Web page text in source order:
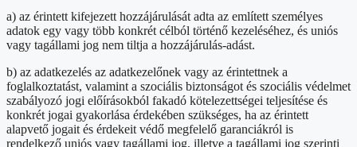
a) az érintett kifejezett hozzájárulását adta az említett személyes
adatok egy vagy több konkrét célból történő kezeléséhez, és uniós
vagy tagállami jog nem tiltja a hozzájárulás-adást.
b) az adatkezelés az adatkezelőnek vagy az érintettnek a
foglalkoztatást, valamint a szociális biztonságot és szociális védelmet
szabályozó jogi előírásokból fakadó kötelezettségei teljesítése és
konkrét jogai gyakorlása érdekében szükséges, ha az érintett
alapvető jogait és érdekeit védő megfelelő garanciákról is
rendelkező uniós vagy tagállami jog, illetve a tagállami jog szerinti